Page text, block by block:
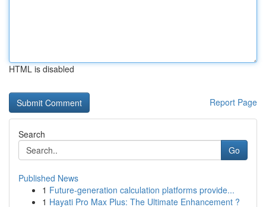
HTML is disabled
Report Page
Search
Go
Published News
1 Future-generation calculation platforms provide...
1 Hayati Pro Max Plus: The Ultimate Enhancement ?